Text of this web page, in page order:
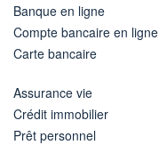
Banque en ligne
Compte bancaire en ligne
Carte bancaire
Assurance vie
Crédit immobilier
Prêt personnel